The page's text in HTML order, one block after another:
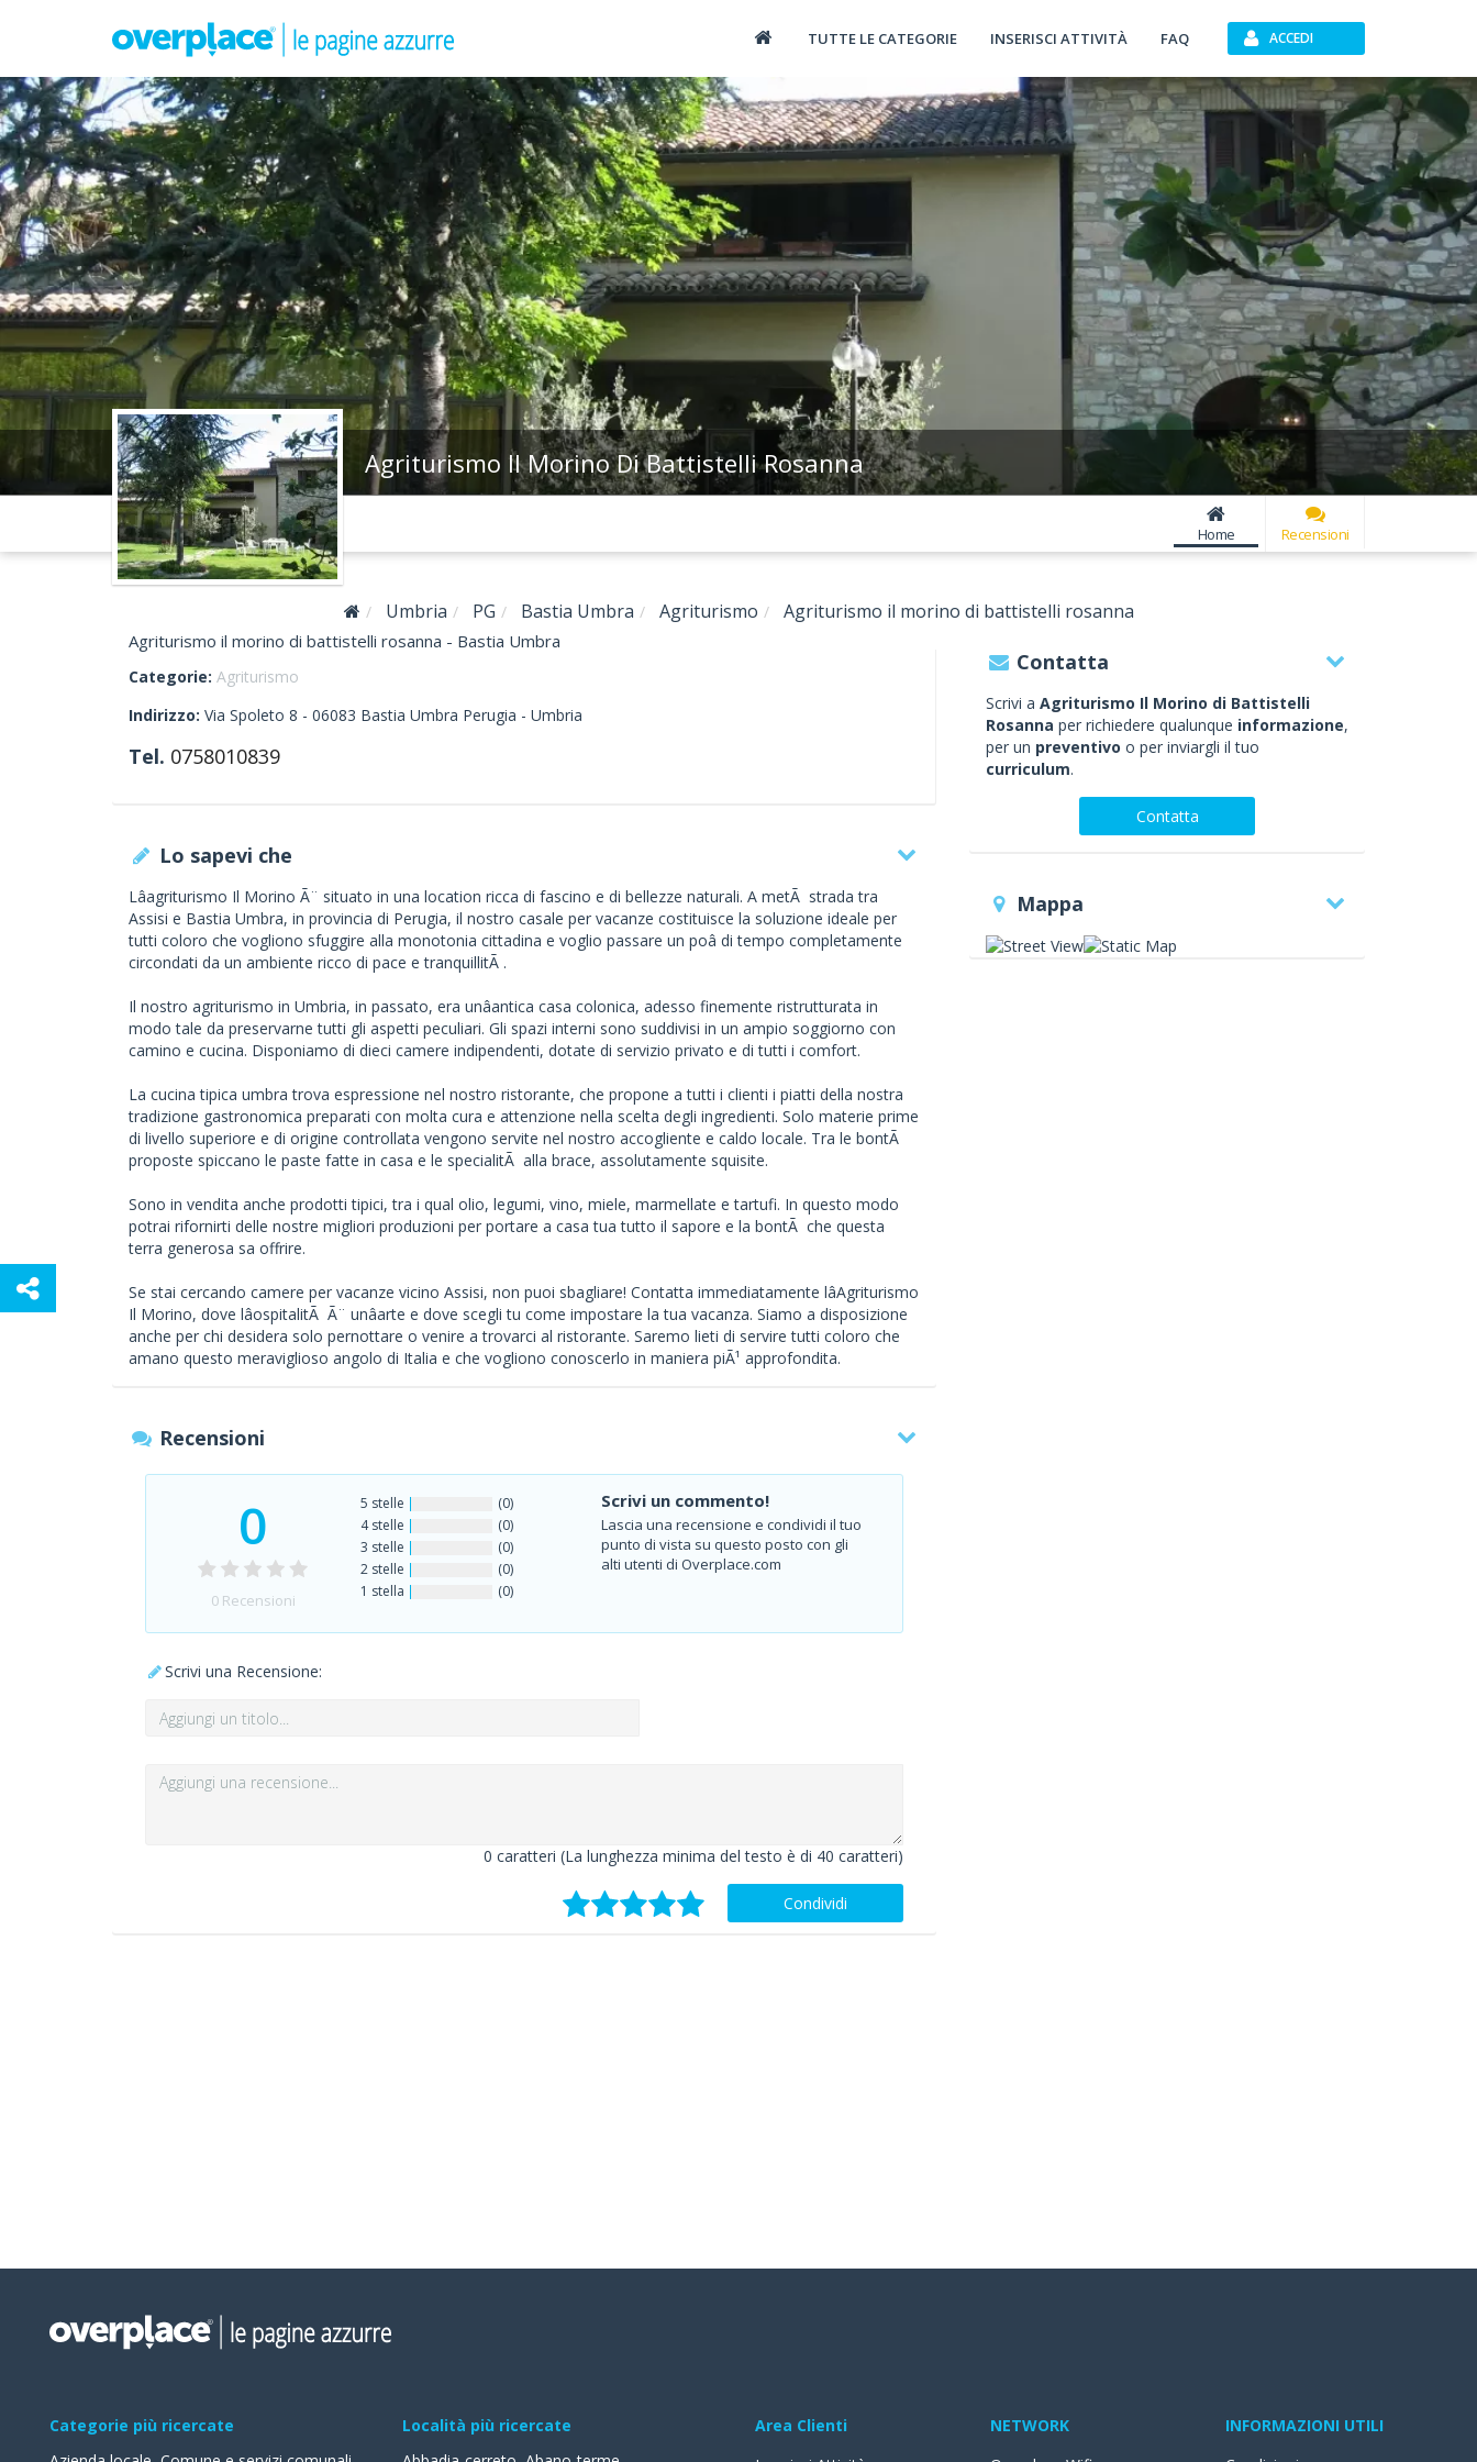
TUTTE LE CATEGORIE INSERISCI ATTIVITÀ FAQ ACCEDI
Agriturismo Il Morino Di Battistelli Rosanna
Home Recensioni
Umbria PG Bastia Umbra Agriturismo Agriturismo il morino di battistelli rosanna
Agriturismo il morino di battistelli rosanna - Bastia Umbra
Categorie: Agriturismo
Indirizzo: Via Spoleto 8 - 06083 Bastia Umbra Perugia - Umbria
Tel. 0758010839
Lo sapevi che
Lâagriturismo Il Morino Ã¨ situato in una location ricca di fascino e di bellezze naturali. A metÃ strada tra
Assisi e Bastia Umbra, in provincia di Perugia, il nostro casale per vacanze costituisce la soluzione ideale per
tutti coloro che vogliono sfuggire alla monotonia cittadina e voglio passare un poâ di tempo completamente
circondati da un ambiente ricco di pace e tranquillitÃ .
Il nostro agriturismo in Umbria, in passato, era unâantica casa colonica, adesso finemente ristrutturata in
modo tale da preservarne tutti gli aspetti peculiari. Gli spazi interni sono suddivisi in un ampio soggiorno con
camino e cucina. Disponiamo di dieci camere indipendenti, dotate di servizio privato e di tutti i comfort.
La cucina tipica umbra trova espressione nel nostro ristorante, che propone a tutti i clienti i piatti della nostra
tradizione gastronomica preparati con molta cura e attenzione nella scelta degli ingredienti. Solo materie prime
di livello superiore e di origine controllata vengono servite nel nostro accogliente e caldo locale. Tra le bontÃ
proposte spiccano le paste fatte in casa e le specialitÃ alla brace, assolutamente squisite.
Sono in vendita anche prodotti tipici, tra i qual olio, legumi, vino, miele, marmellate e tartufi. In questo modo
potrai rifornirti delle nostre migliori produzioni per portare a casa tua tutto il sapore e la bontÃ che questa
terra generosa sa offrire.
Se stai cercando camere per vacanze vicino Assisi, non puoi sbagliare! Contatta immediatamente lâAgriturismo
Il Morino, dove lâospitalitÃ Ã¨ unâarte e dove scegli tu come impostare la tua vacanza. Siamo a disposizione
anche per chi desidera solo pernottare o venire a trovarci al ristorante. Saremo lieti di servire tutti coloro che
amano questo meraviglioso angolo di Italia e che vogliono conoscerlo in maniera piÃ¹ approfondita.
Recensioni
0
0Recensioni
5 stelle
(0)
4 stelle
(0)
3 stelle
(0)
2 stelle
(0)
1 stella
(0)
Scrivi un commento!
Lascia una recensione e condividi il tuo
punto di vista su questo posto con gli
alti utenti di Overplace.com
Scrivi una Recensione:
0 caratteri (La lunghezza minima del testo è di 40 caratteri)
Condividi
Contatta
Scrivi a Agriturismo Il Morino di Battistelli
Rosanna per richiedere qualunque informazione,
per un preventivo o per inviargli il tuo
curriculum.
Contatta
Mappa
Categorie più ricercate
Località più ricercate
Area Clienti
NETWORK
INFORMAZIONI UTILI